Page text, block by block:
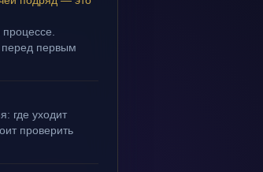
перед первым
где уходит
проверить